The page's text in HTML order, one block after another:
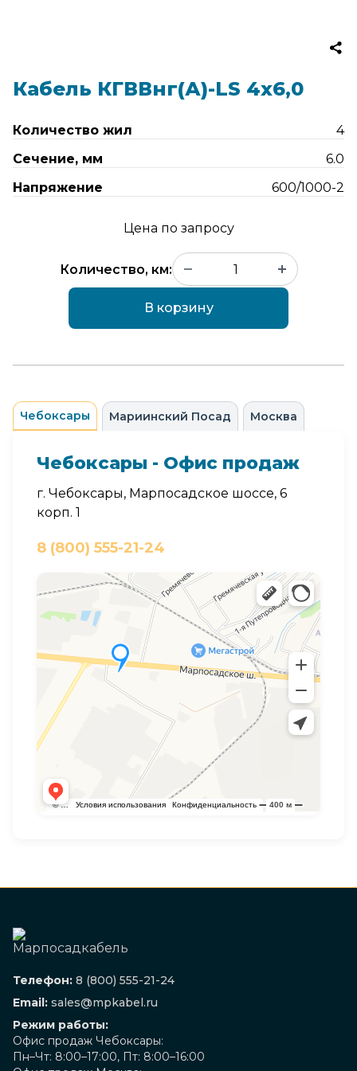
Кабель КГВВнг(А)-LS 4х6,0
Количество жил
4
Сечение, мм
6.0
Напряжение
600/1000-2
Цена по запросу
Количество, км:
В корзину
Чебоксары Мариинский Посад Москва
Чебоксары - Офис продаж
г. Чебоксары, Марпосадское шоссе, 6
корп. 1
8 (800) 555-21-24
Телефон: 8 (800) 555-21-24
Email: sales@mpkabel.ru
Режим работы:
Офис продаж Чебоксары:
Пн–Чт: 8:00–17:00, Пт: 8:00–16:00